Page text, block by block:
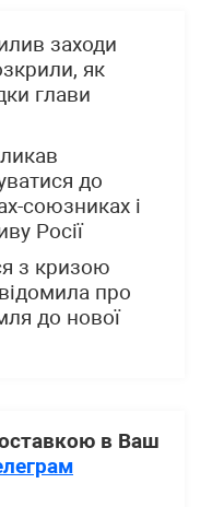
заходи
як
глави
до
союзниках і
Росії
з кризою
про
до нової
в Ваш